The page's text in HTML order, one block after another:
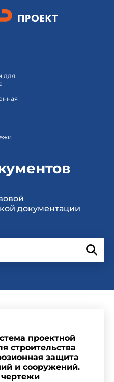
для
документации
проектной
строительства
защита
и сооружений.